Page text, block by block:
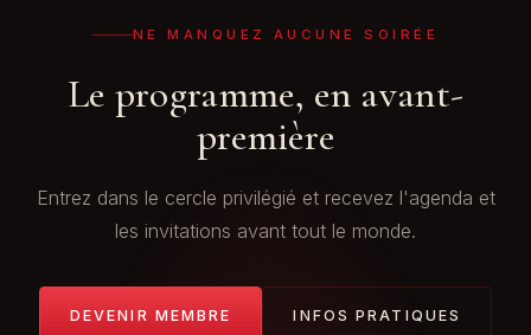
NE MANQUEZ AUCUNE SOIRÉE
Le programme, en avant-
première
Entrez dans le cercle privilégié et recevez l'agenda et
les invitations avant tout le monde.
DEVENIR MEMBRE INFOS PRATIQUES